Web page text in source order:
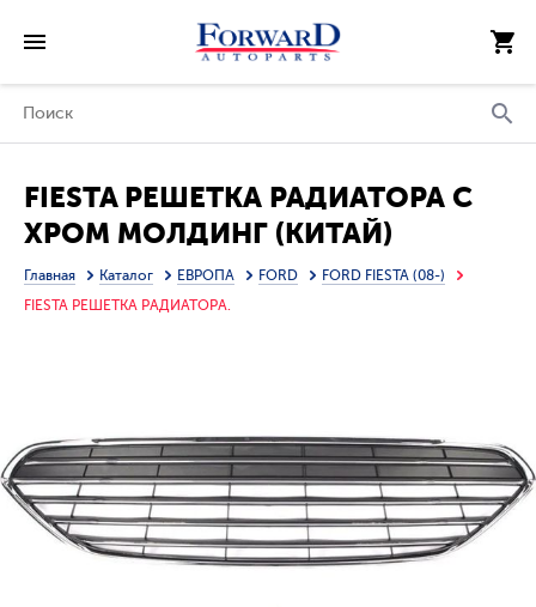
FIESTA РЕШЕТКА РАДИАТОРА С
ХРОМ МОЛДИНГ (КИТАЙ)
Главная Каталог ЕВРОПА FORD
FORD FIESTA (08-)
FIESTA РЕШЕТКА РАДИАТОРА.